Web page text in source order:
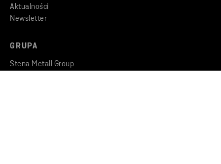
Aktualności
Newsletter
GRUPA
Stena Metall Group